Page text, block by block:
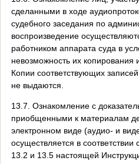
сделанными в ходе
судебного заседания по
воспроизведение
работником аппарата суда в
невозможность их копирования
Копии соответствующих
не выдаются.
13.7. Ознакомление с
приобщенными к материалам
электронном виде (аудио- и
осуществляется в
13.2 и 13.5 настоящей